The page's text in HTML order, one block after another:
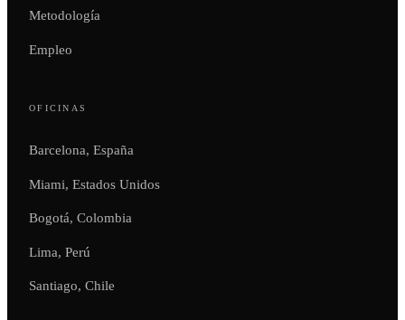
Metodología
Empleo
OFICINAS
Barcelona, España
Miami, Estados Unidos
Bogotá, Colombia
Lima, Perú
Santiago, Chile